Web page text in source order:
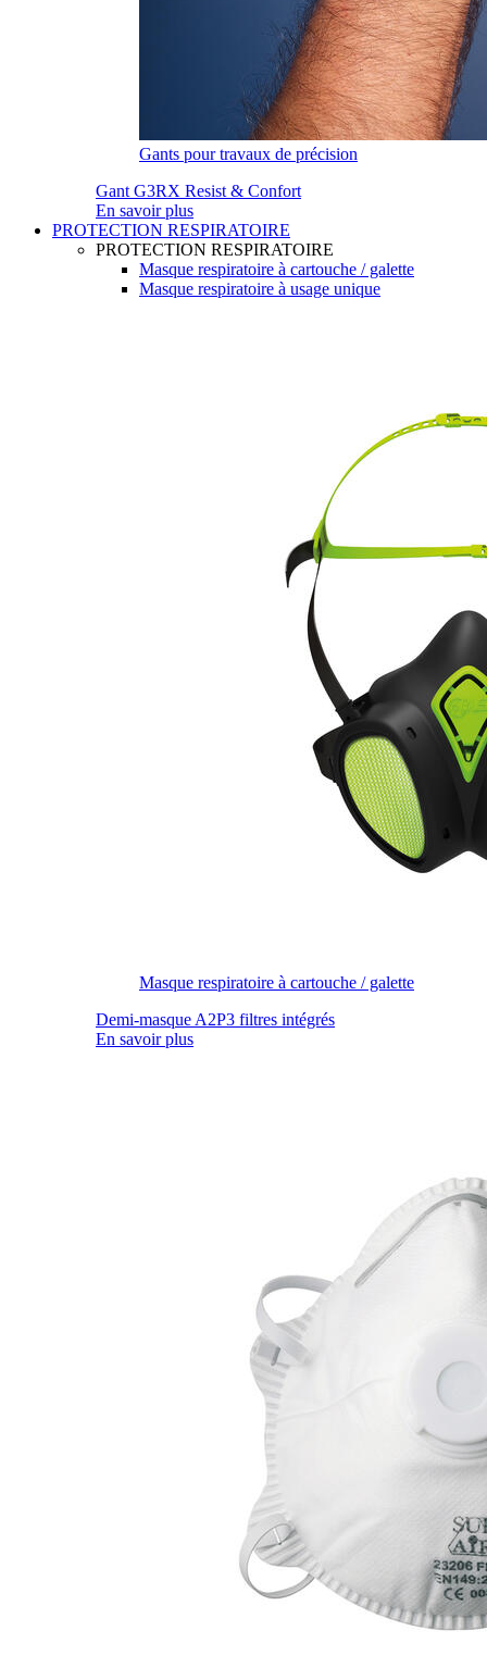
Gants pour travaux de précision
Gant G3RX Resist & Confort
En savoir plus
PROTECTION RESPIRATOIRE
PROTECTION RESPIRATOIRE
Masque respiratoire à cartouche / galette
Masque respiratoire à usage unique
Masque respiratoire à cartouche / galette
Demi-masque A2P3 filtres intégrés
En savoir plus